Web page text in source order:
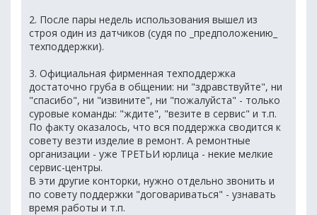
2. После пары недель использования вышел из
строя один из датчиков (судя по _предположению_
техподдержки).
3. Официальная фирменная техподдержка
достаточно груба в общении: ни "здравствуйте", ни
"спасибо", ни "извините", ни "пожалуйста" - только
суровые команды: "ждите", "везите в сервис" и т.п.
По факту оказалось, что вся поддержка сводится к
совету везти изделие в ремонт. А ремонтные
организации - уже ТРЕТЬИ юрлица - некие мелкие
сервис-центры.
В эти другие конторки, нужно отдельно звонить и
по совету поддержки "договариваться" - узнавать
время работы и т.п.